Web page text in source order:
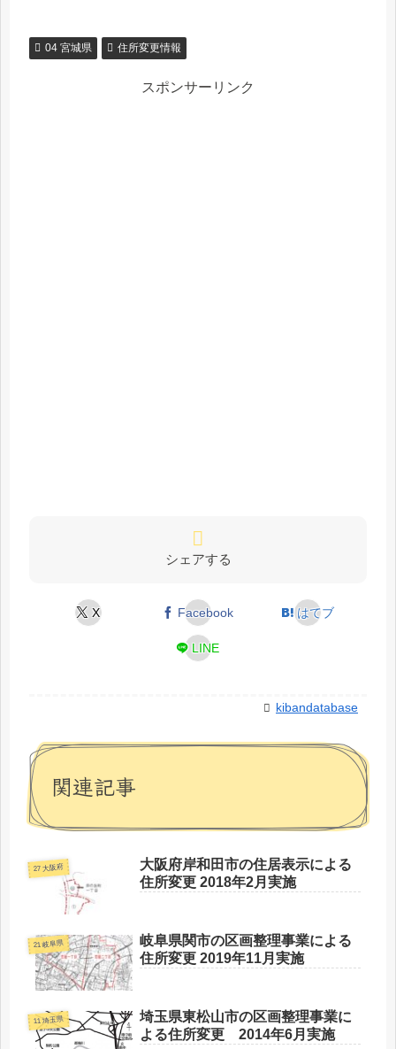
04 宮城県 住所変更情報
スポンサーリンク
シェアする
X Facebook はてブ
LINE
kibandatabase
関連記事
27 大阪府
大阪府岸和田市の住居表示による
住所変更 2018年2月実施
21 岐阜県
岐阜県関市の区画整理事業による
住所変更 2019年11月実施
11 埼玉県
埼玉県東松山市の区画整理事業に
よる住所変更 2014年6月実施